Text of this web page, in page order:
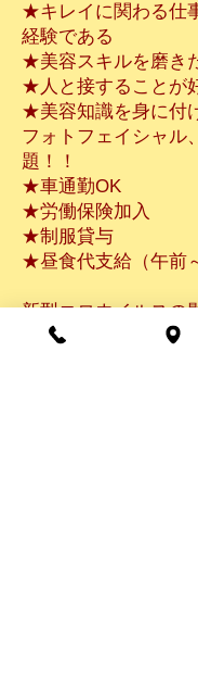
★キレイに関わる仕
経験である
★美容スキルを磨き
★人と接することが
★美容知識を身に付
フォトフェイシャル
題！！
★車通勤OK
★労働保険加入
★制服貸与
​★昼食代支給（午前
新型コロウイルスの
卒学生の方・退職勧